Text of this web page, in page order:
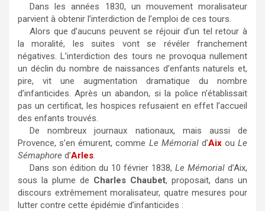
Dans les années 1830, un mouvement moralisateur
parvient à obtenir l’interdiction de l’emploi de ces tours.
Alors que d’aucuns peuvent se réjouir d’un tel retour à
la moralité, les suites vont se révéler franchement
négatives. L’interdiction des tours ne provoqua nullement
un déclin du nombre de naissances d’enfants naturels et,
pire, vit une augmentation dramatique du nombre
d’infanticides. Après un abandon, si la police n’établissait
pas un certificat, les hospices refusaient en effet l’accueil
des enfants trouvés.
De nombreux journaux nationaux, mais aussi de
Provence, s’en émurent, comme Le Mémoriald’Aixou Le
Sémaphore d’Arles.
Dans son édition du 10 février 1838, Le Mémorial d’Aix,
sous la plume de Charles Chaubet, proposait, dans un
discours extrêmement moralisateur, quatre mesures pour
lutter contre cette épidémie d’infanticides :